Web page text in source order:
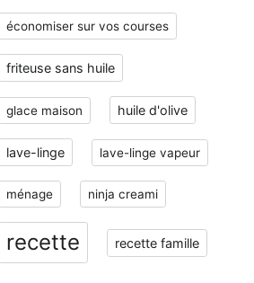
économiser sur vos courses
friteuse sans huile
glace maison huile d'olive
lave-linge lave-linge vapeur
ménage ninja creami
recette recette famille